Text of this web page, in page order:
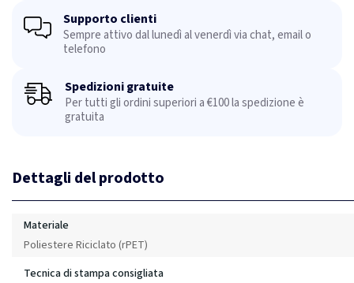
Supporto clienti
Sempre attivo dal lunedì al venerdì via chat, email o
telefono
Spedizioni gratuite
Per tutti gli ordini superiori a €100 la spedizione è
gratuita
Dettagli del prodotto
Materiale
Poliestere Riciclato (rPET)
Tecnica di stampa consigliata